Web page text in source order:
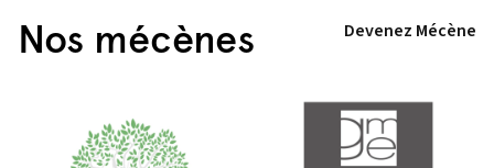
Nos mécènes Devenez Mécène